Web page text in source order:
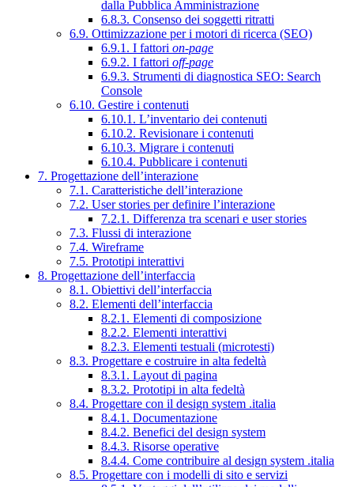
dalla Pubblica Amministrazione
6.8.3. Consenso dei soggetti ritratti
6.9. Ottimizzazione per i motori di ricerca (SEO)
6.9.1. I fattori on-page
6.9.2. I fattori off-page
6.9.3. Strumenti di diagnostica SEO: Search
Console
6.10. Gestire i contenuti
6.10.1. L’inventario dei contenuti
6.10.2. Revisionare i contenuti
6.10.3. Migrare i contenuti
6.10.4. Pubblicare i contenuti
7. Progettazione dell’interazione
7.1. Caratteristiche dell’interazione
7.2. User stories per definire l’interazione
7.2.1. Differenza tra scenari e user stories
7.3. Flussi di interazione
7.4. Wireframe
7.5. Prototipi interattivi
8. Progettazione dell’interfaccia
8.1. Obiettivi dell’interfaccia
8.2. Elementi dell’interfaccia
8.2.1. Elementi di composizione
8.2.2. Elementi interattivi
8.2.3. Elementi testuali (microtesti)
8.3. Progettare e costruire in alta fedeltà
8.3.1. Layout di pagina
8.3.2. Prototipi in alta fedeltà
8.4. Progettare con il design system .italia
8.4.1. Documentazione
8.4.2. Benefici del design system
8.4.3. Risorse operative
8.4.4. Come contribuire al design system .italia
8.5. Progettare con i modelli di sito e servizi